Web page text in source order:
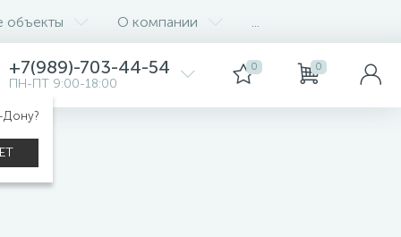
объекты О компании
Дону?
+7(989)-703-44-54
ПН-ПТ 9:00-18:00
0 0